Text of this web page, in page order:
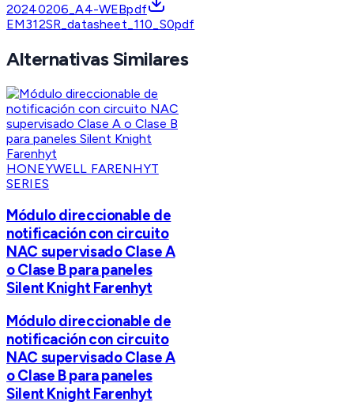
20240206_A4-WEBpdf
EM312SR_datasheet_110_S0pdf
Alternativas Similares
HONEYWELL FARENHYT
SERIES
Módulo direccionable de
notificación con circuito
NAC supervisado Clase A
o Clase B para paneles
Silent Knight Farenhyt
Módulo direccionable de
notificación con circuito
NAC supervisado Clase A
o Clase B para paneles
Silent Knight Farenhyt